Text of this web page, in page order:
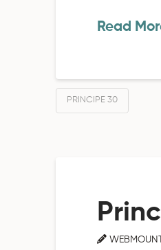
Read
PRINCIPE 30
WEBMOUNT